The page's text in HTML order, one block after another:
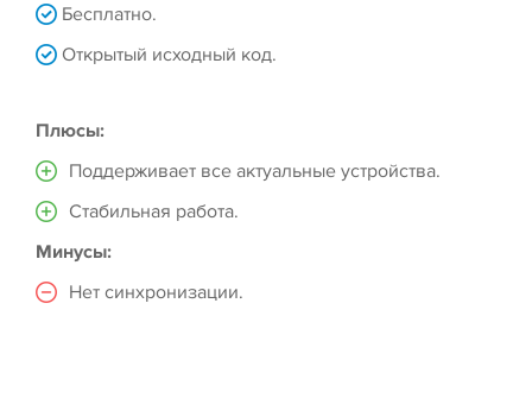
Бесплатно.
Открытый исходный код.
Плюсы:
Поддерживает все актуальные устройства.
Стабильная работа.
Минусы:
Нет синхронизации.